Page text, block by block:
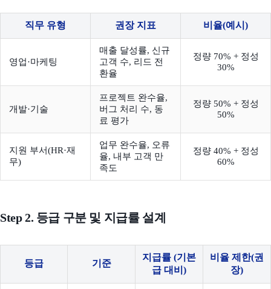
직무 유형 권장 지표 비율(예시)
영업·마케팅
매출 달성률, 신규
고객 수, 리드 전
환율
정량 70% + 정성
30%
개발·기술
프로젝트 완수율,
버그 처리 수, 동
료 평가
정량 50% + 정성
50%
지원 부서(HR·재
무)
업무 완수율, 오류
율, 내부 고객 만
족도
정량 40% + 정성
60%
Step 2. 등급 구분 및 지급률 설계
등급 기준
지급률 (기본
급 대비)
비율 제한(권
장)